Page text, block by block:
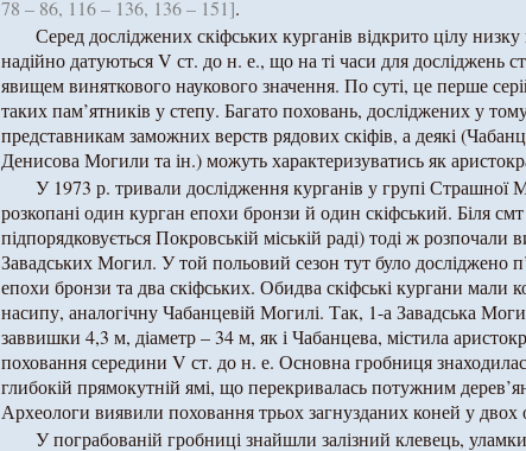
78 – 86, 116 – 136, 136 – 151].
Серед досліджених скіфських курганів відкрито цілу
надійно датуються V ст. до н. е., що на ті часи для досліджень
явищем виняткового наукового значення. По суті, це перше
таких пам’ятників у степу. Багато поховань, досліджених у
представникам заможних верств рядових скіфів, а деякі
Денисова Могили та ін.) можуть характеризуватись як
У 1973 р. тривали дослідження курганів у групі Страшної
розкопані один курган епохи бронзи й один скіфський. Біля
підпорядковується Покровській міській раді) тоді ж розпочали
Завадських Могил. У той польовий сезон тут було досліджено
епохи бронзи та два скіфських. Обидва скіфські кургани мали
насипу, аналогічну Чабанцевій Могилі. Так, 1-а Завадська
заввишки 4,3 м, діаметр – 34 м, як і Чабанцева, містила
поховання середини V ст. до н. е. Основна гробниця
глибокій прямокутній ямі, що перекривалась потужним
Археологи виявили поховання трьох загнузданих коней у двох
У пограбованій гробниці знайшли залізний клевець,